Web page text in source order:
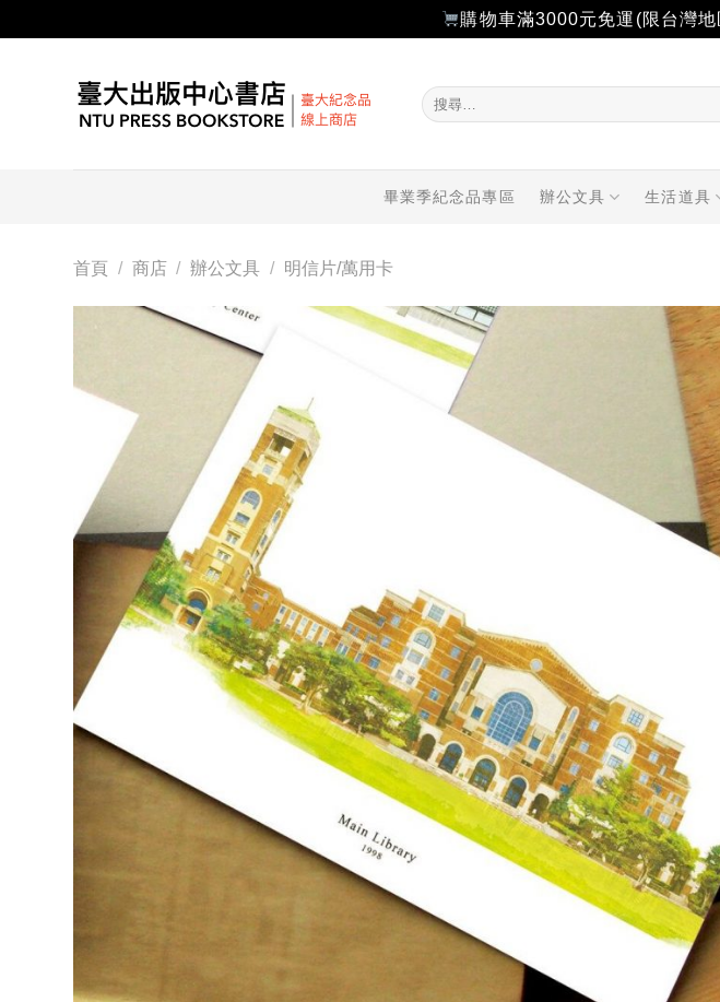
購物車滿3000元免運(限台灣
搜
尋
畢業季紀念品專區 辦公文具 生活道具
首頁 / 商店 / 辦公文具 / 明信片/萬用卡